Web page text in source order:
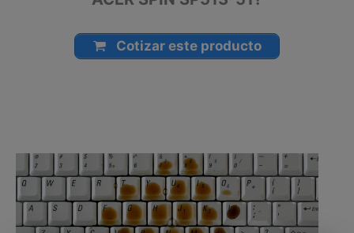
Cotizar este producto